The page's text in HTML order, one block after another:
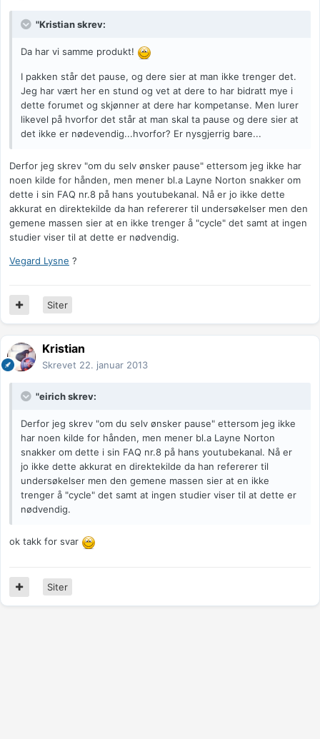
"Kristian skrev:
Da har vi samme produkt!
I pakken står det pause, og dere sier at man ikke trenger det.
Jeg har vært her en stund og vet at dere to har bidratt mye i
dette forumet og skjønner at dere har kompetanse. Men lurer
likevel på hvorfor det står at man skal ta pause og dere sier at
det ikke er nødevendig...hvorfor? Er nysgjerrig bare...
Derfor jeg skrev "om du selv ønsker pause" ettersom jeg ikke har
noen kilde for hånden, men mener bl.a Layne Norton snakker om
dette i sin FAQ nr.8 på hans youtubekanal. Nå er jo ikke dette
akkurat en direktekilde da han refererer til undersøkelser men den
gemene massen sier at en ikke trenger å "cycle" det samt at ingen
studier viser til at dette er nødvendig.
Vegard Lysne ?
Siter
Kristian
Skrevet 22. januar 2013
"eirich skrev:
Derfor jeg skrev "om du selv ønsker pause" ettersom jeg ikke
har noen kilde for hånden, men mener bl.a Layne Norton
snakker om dette i sin FAQ nr.8 på hans youtubekanal. Nå er
jo ikke dette akkurat en direktekilde da han refererer til
undersøkelser men den gemene massen sier at en ikke
trenger å "cycle" det samt at ingen studier viser til at dette er
nødvendig.
ok takk for svar
Siter